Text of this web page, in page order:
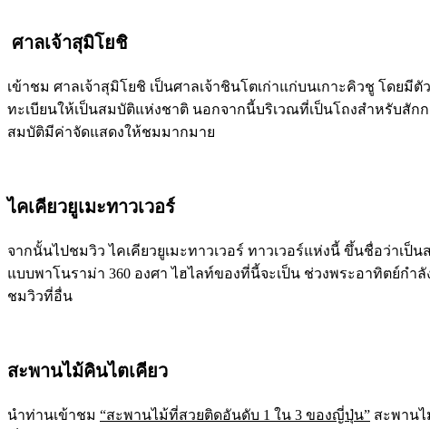
ศาลเจ้าสุมิโยชิ
เข้าชม ศาลเจ้าสุมิโยชิ เป็นศาลเจ้าชินโตเก่าแก่บนเกาะคิวชู โดย
ทะเบียนให้เป็นสมบัติแห่งชาติ นอกจากนี้บริเวณที่เป็นโถงสำหรับสั
สมบัติมีค่าจัดแสดงให้ชมมากมาย
ไคเคียวยูเมะทาวเวอร์
จากนั้นไปชมวิว ไคเคียวยูเมะทาวเวอร์ ทาวเวอร์แห่งนี้ ขึ้นชื่อว่า
แบบพาโนราม่า 360 องศา ไฮไลท์ของที่นี้จะเป็น ช่วงพระอาทิตย์ก
ชมวิวที่อื่น
สะพานไม้คินไตเคียว
นำท่านเข้าชม “สะพานไม้ที่สวยติดอันดับ 1 ใน 3 ของญี่ปุ่น” สะพานไ